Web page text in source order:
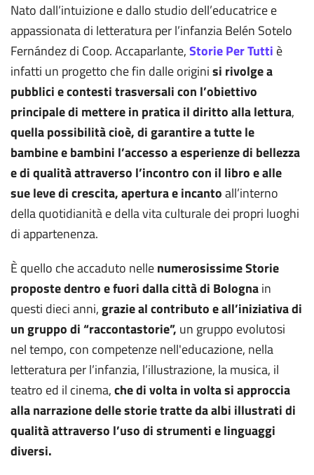
Nato dall’intuizione e dallo studio dell’educatrice e
appassionata di letteratura per l’infanzia Belén Sotelo
Fernández di Coop. Accaparlante,Storie Per Tutti è
infatti un progetto che fin dalle originisi rivolge a
pubblici e contesti trasversali con l’obiettivo
principale di mettere in pratica il diritto alla lettura,
quella possibilità cioè, di garantire a tutte le
bambine e bambini l’accesso a esperienze di bellezza
e di qualità attraverso l’incontro con il libro e alle
sue leve di crescita, apertura e incantoall’interno
della quotidianità e della vita culturale dei propri luoghi
di appartenenza.
È quello che accaduto nellenumerosissime Storie
proposte dentro e fuori dalla città di Bolognain
questi dieci anni,grazie al contributo e all’iniziativa di
un gruppo di “raccontastorie”, un gruppo evolutosi
nel tempo, con competenze nell'educazione, nella
letteratura per l’infanzia, l’illustrazione, la musica, il
teatro ed il cinema,che di volta in volta si approccia
alla narrazione delle storie tratte da albi illustrati di
qualità attraverso l’uso di strumenti e linguaggi
diversi.